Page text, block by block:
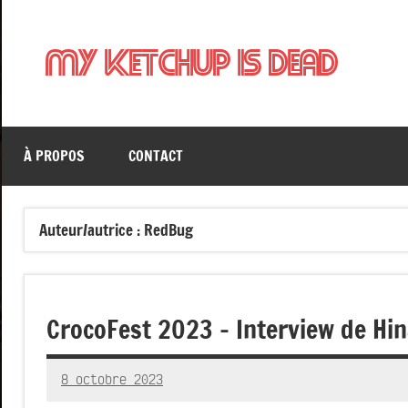
contenuMy Ketchup Is Dead
À PROPOS CONTACT
Auteur/autrice : RedBug
CrocoFest 2023 – Interview de
8 octobre 2023
RedBug
Aucun